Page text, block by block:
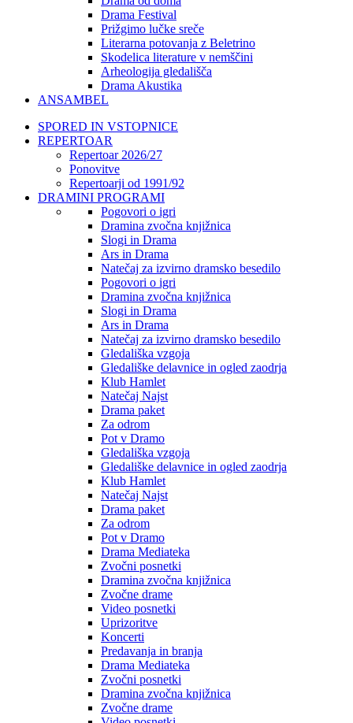
Drama Festival
Prižgimo lučke sreče
Literarna potovanja z Beletrino
Skodelica literature v nemščini
Arheologija gledališča
Drama Akustika
ANSAMBEL
SPORED IN VSTOPNICE
REPERTOAR
Repertoar 2026/27
Ponovitve
Repertoarji od 1991/92
DRAMINI PROGRAMI
Pogovori o igri
Dramina zvočna knjižnica
Slogi in Drama
Ars in Drama
Natečaj za izvirno dramsko besedilo
Pogovori o igri
Dramina zvočna knjižnica
Slogi in Drama
Ars in Drama
Natečaj za izvirno dramsko besedilo
Gledališka vzgoja
Gledališke delavnice in ogled zaodrja
Klub Hamlet
Natečaj Najst
Drama paket
Za odrom
Pot v Dramo
Gledališka vzgoja
Gledališke delavnice in ogled zaodrja
Klub Hamlet
Natečaj Najst
Drama paket
Za odrom
Pot v Dramo
Drama Mediateka
Zvočni posnetki
Dramina zvočna knjižnica
Zvočne drame
Video posnetki
Uprizoritve
Koncerti
Predavanja in branja
Drama Mediateka
Zvočni posnetki
Dramina zvočna knjižnica
Zvočne drame